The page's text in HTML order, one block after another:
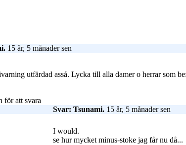
15 år, 5 månader sen
utfärdad asså. Lycka till alla damer o herrar som
för att svara
Svar: Tsunami. 15 år, 5 månader sen
I would.
se hur mycket minus-stoke jag får nu då...